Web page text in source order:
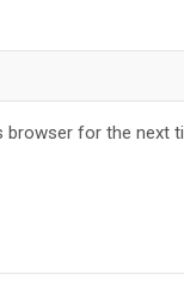
browser for the next